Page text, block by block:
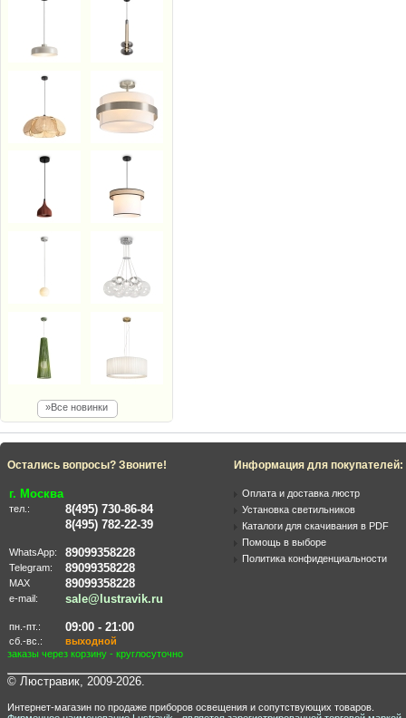
»Все новинки
Остались вопросы? Звоните!
г. Москва
тел.:
8(495) 730-86-84
8(495) 782-22-39
WhatsApp: 89099358228
Telegram: 89099358228
MAX 89099358228
e-mail: sale@lustravik.ru
пн.-пт.: 09:00 - 21:00
сб.-вс.:
выходной
заказы через корзину - круглосуточно
Информация для покупателей:
Оплата и доставка люстр
Установка светильников
Каталоги для скачивания в PDF
Помощь в выборе
Политика конфиденциальности
© Люстравик, 2009-2026.
Интернет-магазин по продаже приборов освещения и сопутствующих товаров.